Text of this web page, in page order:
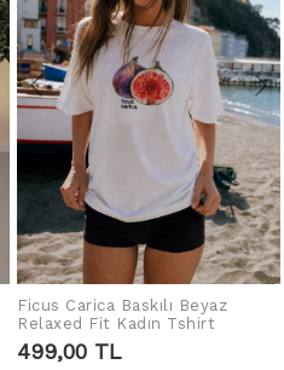
IN DEN WARENKORB
LEGEN
Ficus Carica Baskılı Beyaz
Relaxed Fit Kadın Tshirt
499,00 TL